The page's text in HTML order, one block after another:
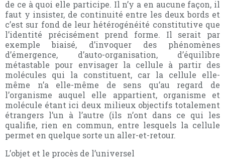
de ce à quoi elle participe. Il n’y a en aucune façon, il
faut y insister, de continuité entre les deux bords et
c’est sur fond de leur hétérogénéité constitutive que
l’identité précisément prend forme. Il serait par
exemple biaisé, d’invoquer des phénomènes
d’émergence, d’auto-organisation, d’équilibre
métastable pour envisager la cellule à partir des
molécules qui la constituent, car la cellule elle-
même n’a elle-même de sens qu’au regard de
l’organisme auquel elle appartient, organisme et
molécule étant ici deux milieux objectifs totalement
étrangers l’un à l’autre (ils n’ont dans ce qui les
qualifie, rien en commun, entre lesquels la cellule
permet en quelque sorte un aller-et-retour.
L’objet et le procès de l’universel